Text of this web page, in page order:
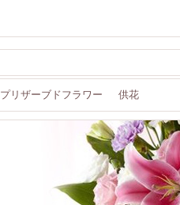
プリザーブドフラワー 供花